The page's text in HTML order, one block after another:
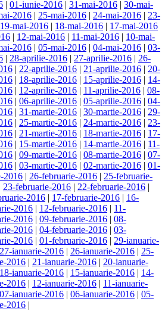
| 01-iunie-2016 | 31-mai-2016 | 30-mai-
2016 | 25-mai-2016 | 24-mai-2016 | 23-
19-mai-2016 | 18-mai-2016 | 17-mai-2016
| 12-mai-2016 | 11-mai-2016 | 10-mai-
2016 | 05-mai-2016 | 04-mai-2016 | 03-
| 28-aprilie-2016 | 27-aprilie-2016 | 26-
| 22-aprilie-2016 | 21-aprilie-2016 | 20-
| 18-aprilie-2016 | 15-aprilie-2016 | 14-
| 12-aprilie-2016 | 11-aprilie-2016 | 08-
| 06-aprilie-2016 | 05-aprilie-2016 | 04-
| 31-martie-2016 | 30-martie-2016 | 29-
| 25-martie-2016 | 24-martie-2016 | 23-
| 21-martie-2016 | 18-martie-2016 | 17-
| 15-martie-2016 | 14-martie-2016 | 11-
| 09-martie-2016 | 08-martie-2016 | 07-
| 03-martie-2016 | 02-martie-2016 | 01-
2016 | 26-februarie-2016 | 25-februarie-
23-februarie-2016 | 22-februarie-2016 |
2016 | 17-februarie-2016 | 16-
2016 | 12-februarie-2016 | 11-
2016 | 09-februarie-2016 | 08-
2016 | 04-februarie-2016 | 03-
2016 | 01-februarie-2016 | 29-ianuarie-
27-ianuarie-2016 | 26-ianuarie-2016 | 25-
2016 | 21-ianuarie-2016 | 20-ianuarie-
18-ianuarie-2016 | 15-ianuarie-2016 | 14-
2016 | 12-ianuarie-2016 | 11-ianuarie-
07-ianuarie-2016 | 06-ianuarie-2016 | 05-
2016 |